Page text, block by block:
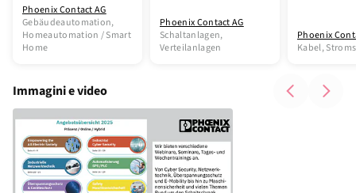
Gebäudeautomation
Phoenix Contact AG
Gebäudeautomation,
Homeautomation / Smart
Home
Phoenix Contact AG
Schaltanlagen,
Verteilanlagen
Phoenix
Kabel,
Immagini e video